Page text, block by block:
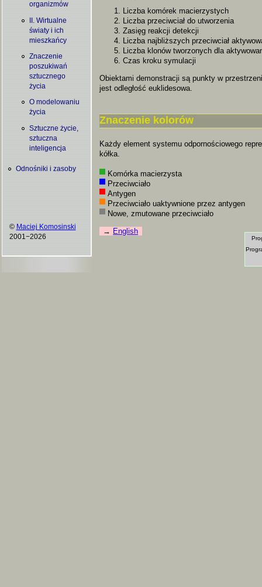
organizmów
II. Wirtualne
światy i ich
mieszkańcy
Znaczenie
poszukiwań
sztucznego
życia
O modelowaniu
życia
Sztuczne życie,
sztuczna
inteligencja
Odnośniki i zasoby
© Maciej Komosinski
2001−2026
Liczba komórek macierzystych
Liczba przeciwciał do utworzenia
Zasięg reakcji detekcji
Liczba najbliższych przeciwciał
Liczba klonów tworzonych dla
Czas kroku symulacji
Obiektami demonstracji są punkty w
jest odległość euklidesowa.
Znaczenie kolorów
Każdy element systemu odpornościowego
kółka.
Komórka macierzysta
Przeciwciało
Antygen
Przeciwciało uaktywnione przez antygen
Nowe, zmutowane przeciwciało
English